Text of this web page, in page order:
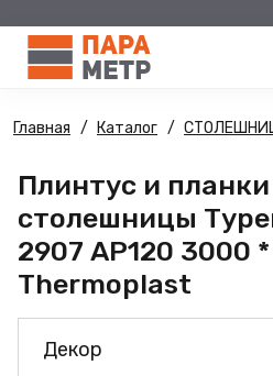
Главная Каталог
Плинтус и
столешницы
2907 AP120 3000
Thermoplast
Декор